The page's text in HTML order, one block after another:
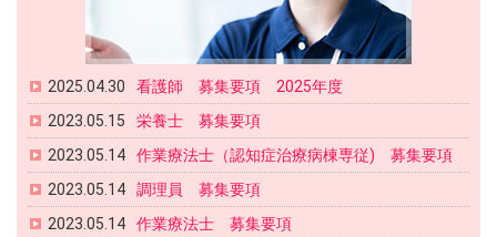
2025.04.30
看護師 募集要項 2025年度
2023.05.15
栄養士 募集要項
2023.05.14
作業療法士（認知症治療病棟専従) 募集要項
2023.05.14
調理員 募集要項
2023.05.14
作業療法士 募集要項